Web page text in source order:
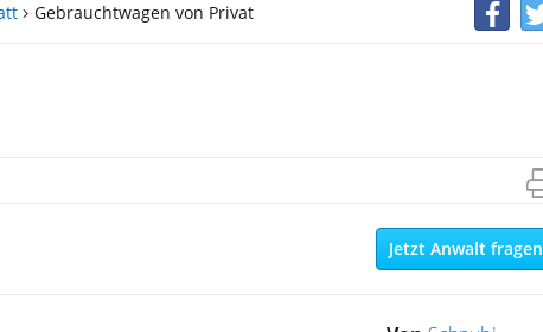
Gebrauchtwagen von Privat
Jetzt Anwalt fragen